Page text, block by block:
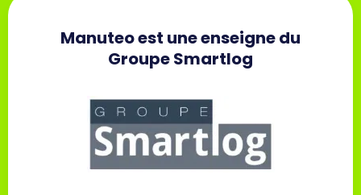
Manuteo est une enseigne du
Groupe Smartlog